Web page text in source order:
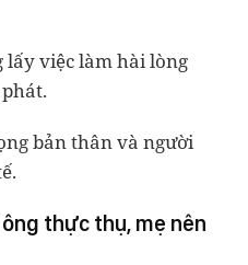
lấy việc làm hài lòng
bản thân và người
thực thụ, mẹ nên